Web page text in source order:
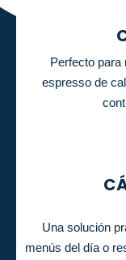
Perfecto para
espresso de
Una solución
menús del día o